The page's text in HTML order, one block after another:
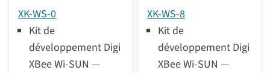
XK-WS-0
Kit de
développement Digi
XBee Wi-SUN —
XK-WS-8
Kit de
développement Digi
XBee Wi-SUN —